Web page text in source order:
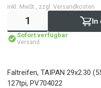
inkl. MwSt., zzgl. Versandkosten
In
Sofort verfügbar
Versand
Faltreifen, TAIPAN 29x2.30
127tpi, PV704022